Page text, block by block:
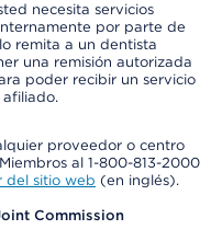
necesita servicios
por parte de
remita a un dentista
una remisión autorizada
poder recibir un servicio
proveedor o centro
al 1-800-813-2000
del sitio web (en inglés).
Commission